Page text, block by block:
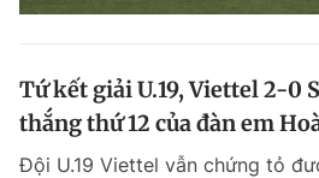
Tứ kết giải U.19, Viettel 2-0
thắng thứ 12 của đàn em
Đội U.19 Viettel vẫn chứng tỏ